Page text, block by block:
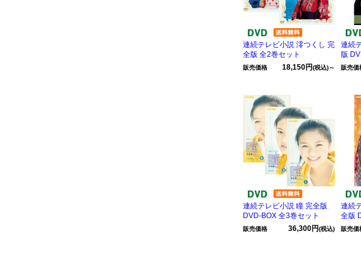
連続テレビ小説 澪つくし 完
全版 全2巻セット
販売価格 18,150円(税込)～
連続
版
販売価
連続テレビ小説 瞳 完全版
DVD-BOX 全3巻セット
販売価格 36,300円(税込)
連続
全版
販売価